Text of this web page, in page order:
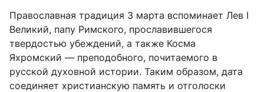
Православная традиция 3 марта вспоминает Лев I
Великий, папу Римского, прославившегося
твердостью убеждений, а также Косма
Яхромский — преподобного, почитаемого в
русской духовной истории. Таким образом, дата
соединяет христианскую память и отголоски